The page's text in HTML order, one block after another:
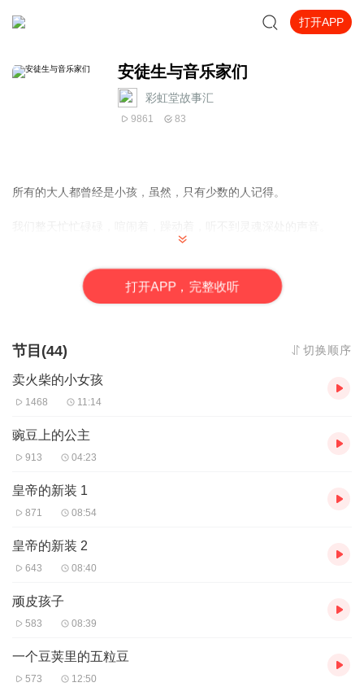
打开APP
安徒生与音乐家们
彩虹堂故事汇
9861 83
所有的大人都曾经是小孩，虽然，只有少数的人记得。
忆，也消蚀了心底曾经拥有的那份童稚的纯真，我们不顾心灵桎
梏，沉溺于人世浮华，专注于利益法则……
人到成年以后，你会发现我们越来越喜欢怀旧。可我们真正怀恋的
也许并非旧时光，而是曾经那个真诚美好的自己。我们注定留不住
童年，但是比失去童年更可怕的，是我们丢掉了童心。
彩虹堂故事汇给大家带来的是大家熟悉的安徒生童话故事，并给大
家推荐了很多很美的古典音乐作品，让大家在听故事的时候，能够
欣赏到顶级的古典音乐，艺术欣赏和童话故事一起丰富我们和孩子
们的生活。
打开APP，完整收听
节目(44) 切换顺序
卖火柴的小女孩
1468 11:14
豌豆上的公主
913 04:23
皇帝的新装 1
871 08:54
皇帝的新装 2
643 08:40
顽皮孩子
583 08:39
一个豆荚里的五粒豆
573 12:50